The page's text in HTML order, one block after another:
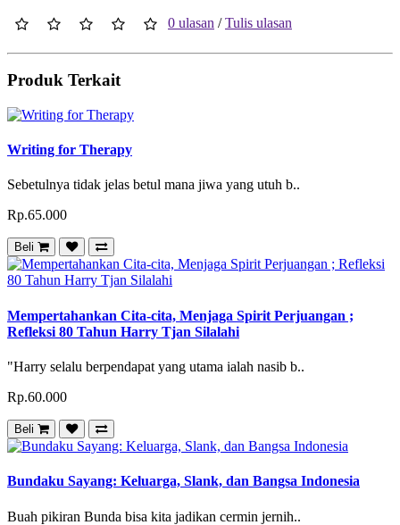
0 ulasan /Tulis ulasan
Produk Terkait
Writing for Therapy
Sebetulnya tidak jelas betul mana jiwa yang utuh b..
Rp.65.000
Beli
Mempertahankan Cita-cita, Menjaga Spirit Perjuangan ;
Refleksi 80 Tahun Harry Tjan Silalahi
"Harry selalu berpendapat yang utama ialah nasib b..
Rp.60.000
Beli
Bundaku Sayang: Keluarga, Slank, dan Bangsa Indonesia
Buah pikiran Bunda bisa kita jadikan cermin jernih..